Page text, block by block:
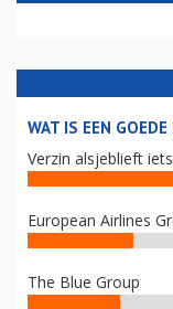
WAT IS EEN
Verzin alsjeblieft
European Airlines
The Blue Group